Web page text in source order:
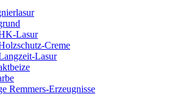
Lasur
Creme
Lasur
Remmers-Erzeugnisse